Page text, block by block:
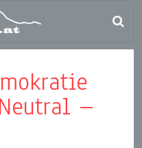
–